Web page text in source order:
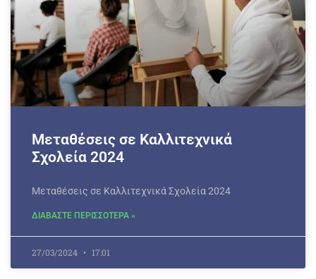
Μεταθέσεις σε Καλλιτεχνικά
Σχολεία 2024
Μεταθέσεις σε Καλλιτεχνικά Σχολεία 2024
ΔΙΑΒΑΣΤΕ ΠΕΡΙΣΣΟΤΕΡΑ »
27/03/2024 17:01